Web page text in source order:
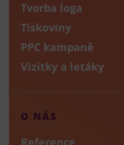
Tvorba loga
Tiskoviny
PPC kampaně
Vizitky a letáky
O NÁS